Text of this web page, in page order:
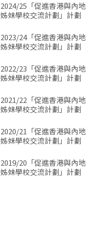
2024/25「促進香港與內地
姊妹學校交流計劃」計劃
2023/24「促進香港與內地
姊妹學校交流計劃」計劃
2022/23「促進香港與內地
姊妹學校交流計劃」計劃
2021/22「促進香港與內地
姊妹學校交流計劃」計劃
2020/21「促進香港與內地
姊妹學校交流計劃」計劃
2019/20「促進香港與內地
姊妹學校交流計劃」計劃